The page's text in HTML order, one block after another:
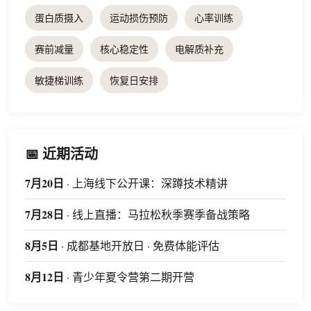
蛋白质摄入 运动损伤预防 心率训练
赛前减量 核心稳定性 电解质补充
敏捷梯训练 恢复日安排
📅 近期活动
7月20日 · 上海线下公开课：深蹲技术精讲
7月28日 · 线上直播：马拉松秋季赛季备战策略
8月5日 · 成都基地开放日 · 免费体能评估
8月12日 · 青少年夏令营第二期开营